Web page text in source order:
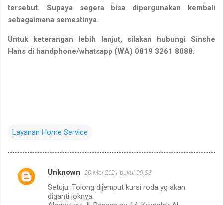
tersebut. Supaya segera bisa dipergunakan kembali
sebagaimana semestinya.
Untuk keterangan lebih lanjut, silakan hubungi Sinshe
Hans di handphone/whatsapp (WA) 0819 3261 8088.
Layanan Home Service
K
Unknown 20 Mei 2021 pukul 09.33
Setuju. Tolong dijemput kursi roda yg akan
diganti joknya.